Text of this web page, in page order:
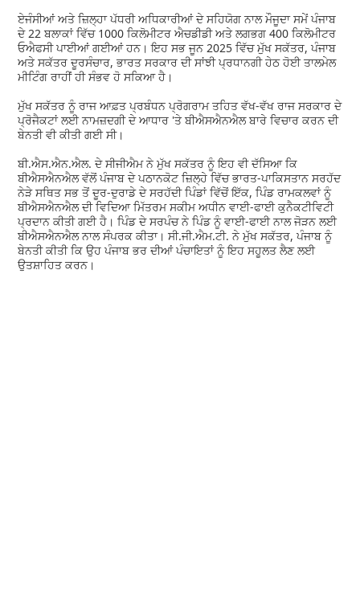
ਏਜੰਸੀਆਂ ਅਤੇ ਜ਼ਿਲ੍ਹਾ ਪੱਧਰੀ ਅਧਿਕਾਰੀਆਂ ਦੇ ਸਹਿਯੋਗ ਨਾਲ ਮੌਜੂਦਾ ਸਮੇਂ ਪੰਜਾਬ
ਦੇ 22 ਬਲਾਕਾਂ ਵਿੱਚ 1000 ਕਿਲੋਮੀਟਰ ਐਚਡੀਡੀ ਅਤੇ ਲਗਭਗ 400 ਕਿਲੋਮੀਟਰ
ਓਐਫਸੀ ਪਾਈਆਂ ਗਈਆਂ ਹਨ। ਇਹ ਸਭ ਜੂਨ 2025 ਵਿੱਚ ਮੁੱਖ ਸਕੱਤਰ, ਪੰਜਾਬ
ਅਤੇ ਸਕੱਤਰ ਦੂਰਸੰਚਾਰ, ਭਾਰਤ ਸਰਕਾਰ ਦੀ ਸਾਂਝੀ ਪ੍ਰਧਾਨਗੀ ਹੇਠ ਹੋਈ ਤਾਲਮੇਲ
ਮੀਟਿੰਗ ਰਾਹੀਂ ਹੀ ਸੰਭਵ ਹੋ ਸਕਿਆ ਹੈ।
ਮੁੱਖ ਸਕੱਤਰ ਨੂੰ ਰਾਜ ਆਫ਼ਤ ਪ੍ਰਬੰਧਨ ਪ੍ਰੋਗਰਾਮ ਤਹਿਤ ਵੱਖ-ਵੱਖ ਰਾਜ ਸਰਕਾਰ ਦੇ
ਪ੍ਰੋਜੈਕਟਾਂ ਲਈ ਨਾਮਜ਼ਦਗੀ ਦੇ ਆਧਾਰ 'ਤੇ ਬੀਐਸਐਨਐਲ ਬਾਰੇ ਵਿਚਾਰ ਕਰਨ ਦੀ
ਬੇਨਤੀ ਵੀ ਕੀਤੀ ਗਈ ਸੀ।
ਬੀ.ਐਸ.ਐਨ.ਐਲ. ਦੇ ਸੀਜੀਐਮ ਨੇ ਮੁੱਖ ਸਕੱਤਰ ਨੂੰ ਇਹ ਵੀ ਦੱਸਿਆ ਕਿ
ਬੀਐਸਐਨਐਲ ਵੱਲੋਂ ਪੰਜਾਬ ਦੇ ਪਠਾਨਕੋਟ ਜ਼ਿਲ੍ਹੇ ਵਿੱਚ ਭਾਰਤ-ਪਾਕਿਸਤਾਨ ਸਰਹੱਦ
ਨੇੜੇ ਸਥਿਤ ਸਭ ਤੋਂ ਦੂਰ-ਦੁਰਾਡੇ ਦੇ ਸਰਹੱਦੀ ਪਿੰਡਾਂ ਵਿੱਚੋਂ ਇੱਕ, ਪਿੰਡ ਰਾਮਕਲਵਾਂ ਨੂੰ
ਬੀਐਸਐਨਐਲ ਦੀ ਵਿਦਿਆ ਮਿੱਤਰਮ ਸਕੀਮ ਅਧੀਨ ਵਾਈ-ਫਾਈ ਕੁਨੈਕਟੀਵਿਟੀ
ਪ੍ਰਦਾਨ ਕੀਤੀ ਗਈ ਹੈ। ਪਿੰਡ ਦੇ ਸਰਪੰਚ ਨੇ ਪਿੰਡ ਨੂੰ ਵਾਈ-ਫਾਈ ਨਾਲ ਜੋੜਨ ਲਈ
ਬੀਐਸਐਨਐਲ ਨਾਲ ਸੰਪਰਕ ਕੀਤਾ। ਸੀ.ਜੀ.ਐਮ.ਟੀ. ਨੇ ਮੁੱਖ ਸਕੱਤਰ, ਪੰਜਾਬ ਨੂੰ
ਬੇਨਤੀ ਕੀਤੀ ਕਿ ਉਹ ਪੰਜਾਬ ਭਰ ਦੀਆਂ ਪੰਚਾਇਤਾਂ ਨੂੰ ਇਹ ਸਹੂਲਤ ਲੈਣ ਲਈ
ਉਤਸ਼ਾਹਿਤ ਕਰਨ।